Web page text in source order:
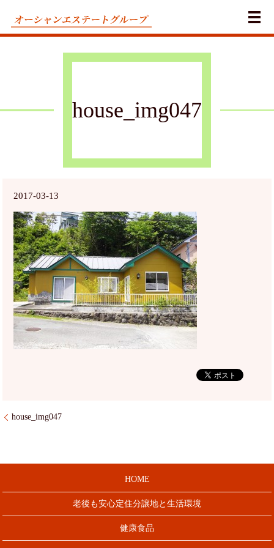
メ
house_img047
2017-03-13
house_img047
HOME
老後も安心定住分譲地と生活環境
健康食品